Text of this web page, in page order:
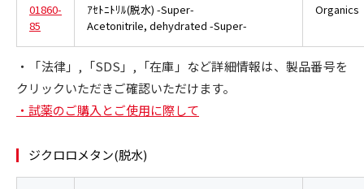
01860-
85
ｱｾﾄﾆﾄﾘﾙ(脱水) -Super-
Acetonitrile, dehydrated -Super-
Organics
・「法律」,「SDS」,「在庫」など詳細情報は、製品番号を
クリックいただきご確認いただけます。
・試薬のご購入とご使用に際して
ジクロロメタン(脱水)